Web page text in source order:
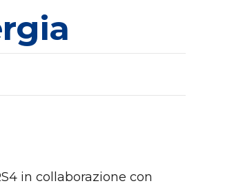
in collaborazione con